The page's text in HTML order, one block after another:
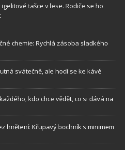
tašce v lese. Rodiče se ho
chemie: Rychlá zásoba sladkého
svátečně, ale hodí se ke kávě
kdo chce vědět, co si dává na
hnětení: Křupavý bochník s minimem